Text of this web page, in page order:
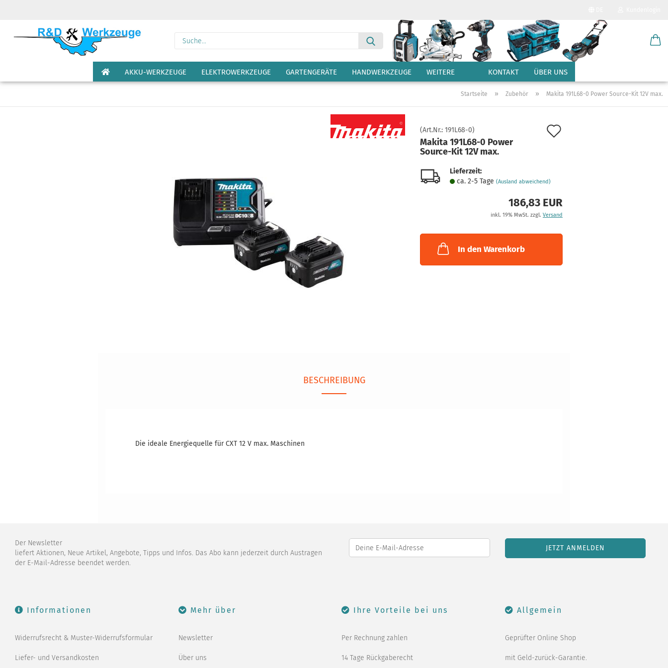
Sprache auswählen
Lieferland
Passwort
Suche...
AKKU-WERKZEUGE ELEKTROWERKZEUGE GARTENGERÄTE HANDWERKZEUGE KONTAKT ÜBER UNS
WEITERE
Startseite » Zubehör » Makita 191L68-0 Power Source-Kit 12V max.
(Art.Nr.:191L68-0)
Makita 191L68-0 Power
Source-Kit 12V max.
Lieferzeit:
ca. 2-5 Tage(Ausland abweichend)
186,83 EUR
inkl. 19% MwSt. zzgl. Versand
In den Warenkorb
BESCHREIBUNG
Die ideale Energiequelle für CXT 12 V max. Maschinen
Der Newsletter
liefert Aktionen, Neue Artikel, Angebote, Tipps und Infos. Das Abo kann jederzeit durch Austragen
der E-Mail-Adresse beendet werden.
Informationen
Widerrufsrecht & Muster-Widerrufsformular
Liefer- und Versandkosten
Mehr über
Newsletter
Über uns
Ihre Vorteile bei uns
Per Rechnung zahlen
14 Tage Rückgaberecht
Allgemein
Geprüfter Online Shop
mit Geld-zurück-Garantie.